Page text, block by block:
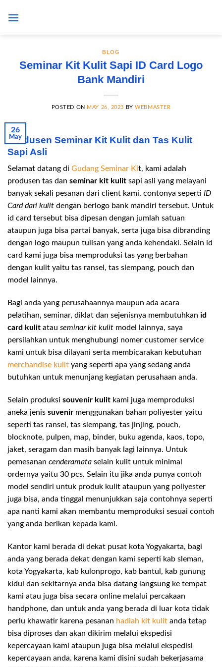
BLOG
Seminar Kit Kulit Sapi ID Card Logo
Bank Mandiri
POSTED ON MAY 26, 2023 BYWEBMASTER
26
May
Produsen Seminar Kit Kulit dan Tas Kulit
Sapi Asli
Selamat datang di Gudang Seminar Kit, kami adalah
produsen tas dan seminar kit kulit sapi asli yang melayani
banyak sekali pesanan dari client kami, contonya seperti ID
Card dari kulit dengan berlogo bank mandiri tersebut. Untuk
id card tersebut bisa dipesan dengan jumlah satuan
ataupun juga bisa partai banyak, serta juga bisa dibranding
dengan logo maupun tulisan yang anda kehendaki. Selain id
card kami juga bisa memproduksi tas yang berbahan
dengan kulit yaitu tas ransel, tas slempang, pouch dan
model lainnya.
Bagi anda yang perusahaannya maupun ada acara
pelatihan, seminar, diklat dan sejenisnya membutuhkan id
card kulit atau seminar kit kulit model lainnya, saya
persilahkan untuk menghubungi nomer customer service
kami untuk bisa dilayani serta membicarakan kebutuhan
merchandise kulit yang seperti apa yang sedang anda
butuhkan untuk menunjang kegiatan perusahaan anda.
Selain produksi souvenir kulit kami juga memproduksi
aneka jenis suvenir menggunakan bahan poliyester yaitu
seperti tas ransel, tas slempang, tas jinjing, pouch,
blocknote, pulpen, map, binder, buku agenda, kaos, topo,
jaket, seragam dan masih banyak lagi lainnya. Untuk
pemesanan cenderamata selain kulit untuk minimal
ordernya yaitu 30 pcs. Selain itu jika anda punya contoh
model sendiri untuk produk kulit ataupun yang poliyester
juga bisa, anda tinggal menunjukkan saja contohnya seperti
apa nanti kami akan membantu memproduksi sesuai contoh
yang anda berikan kepada kami.
Kantor kami berada di dekat pusat kota Yogyakarta, bagi
anda yang berada dekat dengan kami seperti kab sleman,
kota Yogyakarta, kab kulonprogo, kab bantul, kab gunung
kidul dan sekitarnya anda bisa datang langsung ke tempat
kami atau juga bisa secara online melalui percakaan
handphone, dan untuk anda yang berada di luar kota tidak
perlu khawatir karena pesanan hadiah kit kulit anda tetap
bisa diproses dan akan dikirim melalui ekspedisi
kepercayaan kami ataupun juga bisa melalui ekspedisi
kepercayaan anda. karena kami disini sudah bekerjasama